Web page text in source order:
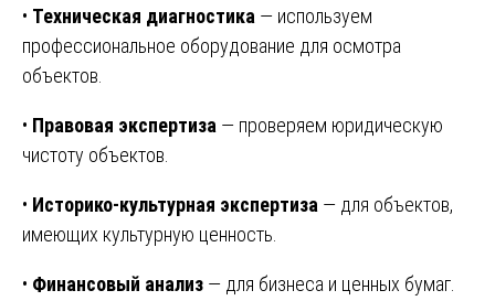
• Техническая диагностика — используем
профессиональное оборудование для осмотра
объектов.
• Правовая экспертиза — проверяем юридическую
чистоту объектов.
• Историко-культурная экспертиза — для объектов,
имеющих культурную ценность.
• Финансовый анализ — для бизнеса и ценных бумаг.